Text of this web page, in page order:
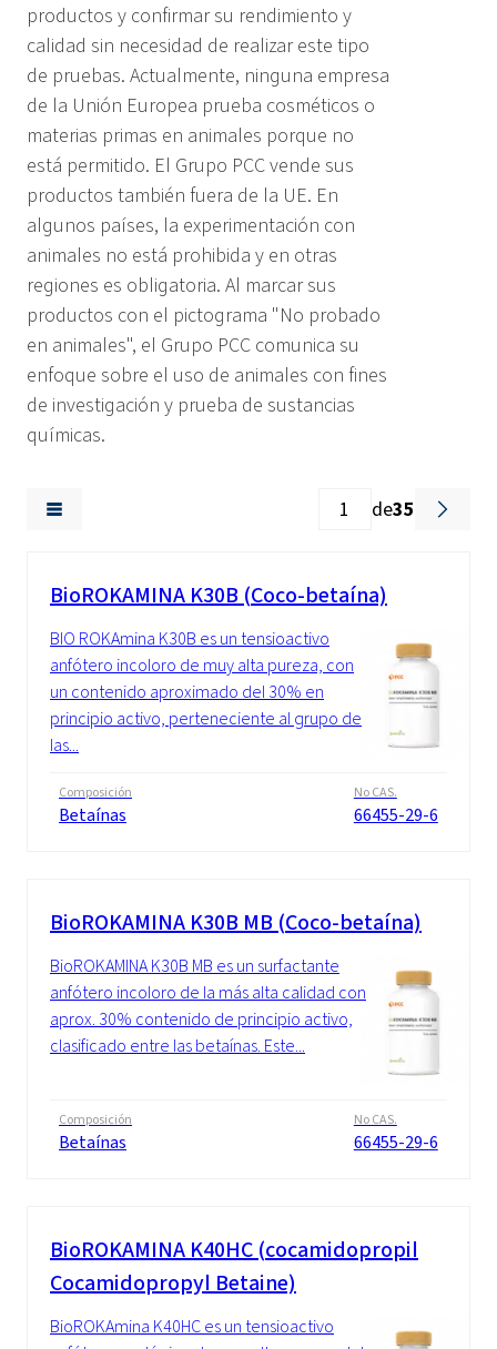
productos y confirmar su rendimiento y
calidad sin necesidad de realizar este tipo
de pruebas. Actualmente, ninguna empresa
de la Unión Europea prueba cosméticos o
materias primas en animales porque no
está permitido. El Grupo PCC vende sus
productos también fuera de la UE. En
algunos países, la experimentación con
animales no está prohibida y en otras
regiones es obligatoria. Al marcar sus
productos con el pictograma "No probado
en animales", el Grupo PCC comunica su
enfoque sobre el uso de animales con fines
de investigación y prueba de sustancias
químicas.
de35
BioROKAMINA K30B (Coco-betaína)
BIO ROKAmina K30B es un tensioactivo
anfótero incoloro de muy alta pureza, con
un contenido aproximado del 30% en
principio activo, perteneciente al grupo de
las...
Composición
Betaínas
No CAS.
66455-29-6
BioROKAMINA K30B MB (Coco-betaína)
BioROKAMINA K30B MB es un surfactante
anfótero incoloro de la más alta calidad con
aprox. 30% contenido de principio activo,
clasificado entre las betaínas. Este...
Composición
Betaínas
No CAS.
66455-29-6
BioROKAMINA K40HC (cocamidopropil
Cocamidopropyl Betaine)
BioROKAmina K40HC es un tensioactivo